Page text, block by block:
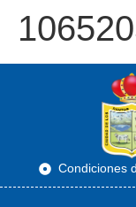
Condiciones